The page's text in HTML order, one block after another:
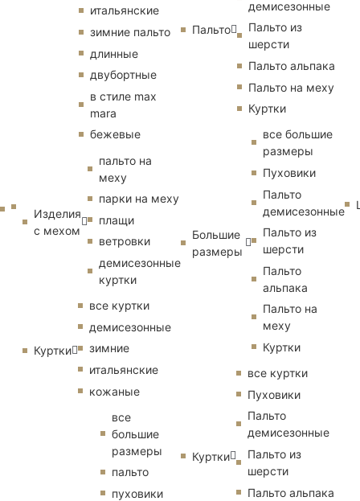
итальянские
зимние пальто
длинные
двубортные
в стиле max
mara
бежевые
Изделия
с мехом
пальто на
меху
парки на меху
плащи
ветровки
демисезонные
куртки
Куртки
все куртки
демисезонные
зимние
итальянские
кожаные
все
большие
размеры
пальто
пуховики
Пальто
демисезонные
Пальто из
шерсти
Пальто альпака
Пальто на меху
Куртки
Большие
размеры
все большие
размеры
Пуховики
Пальто
демисезонные
Пальто из
шерсти
Пальто
альпака
Пальто на
меху
Куртки
Куртки
все куртки
Пуховики
Пальто
демисезонные
Пальто из
шерсти
Пальто альпака